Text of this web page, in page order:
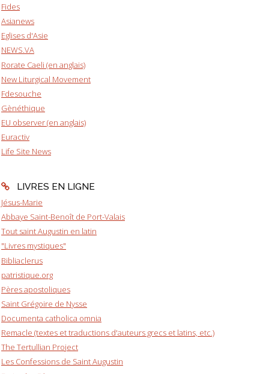
Fides
Asianews
Eglises d'Asie
NEWS.VA
Rorate Caeli (en anglais)
New Liturgical Movement
Fdesouche
Gènéthique
EU observer (en anglais)
Euractiv
Life Site News
LIVRES EN LIGNE
Jésus-Marie
Abbaye Saint-Benoît de Port-Valais
Tout saint Augustin en latin
"Livres mystiques"
Bibliaclerus
patristique.org
Pères apostoliques
Saint Grégoire de Nysse
Documenta catholica omnia
Remacle (textes et traductions d'auteurs grecs et latins, etc.)
The Tertullian Project
Les Confessions de Saint Augustin